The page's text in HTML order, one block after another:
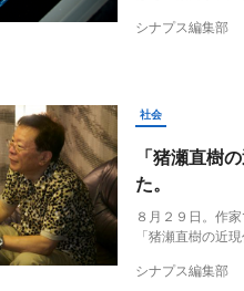
シナプス編集部
社会
「猪瀬直樹
た。
８月２９日。作
「猪瀬直樹の近
シナプス編集部